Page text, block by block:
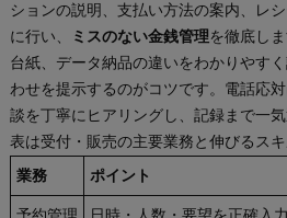
ションの説明、支払い方法の案内、レ
に行い、
ミスのない金銭管理 を徹底し
台紙、データ納品の違いをわかりやす
わせを提示するのがコツです。電話応
談を丁寧にヒアリングし、記録まで一
表は受付・販売の主要業務と伸びるスキ
業務 ポイント